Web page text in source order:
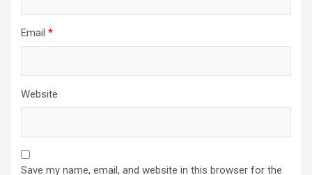
Email *
Website
Save my name, email, and website in this browser for the